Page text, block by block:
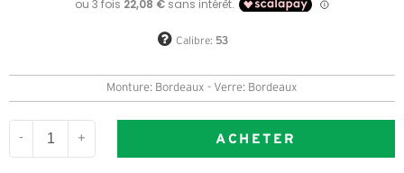
Calibre: 53
Monture: Bordeaux - Verre: Bordeaux
- + ACHETER